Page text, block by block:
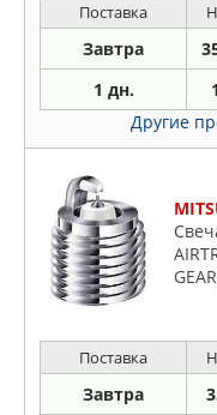
Поставка
Завтра
1 дн.
Другие
Поставка
Завтра